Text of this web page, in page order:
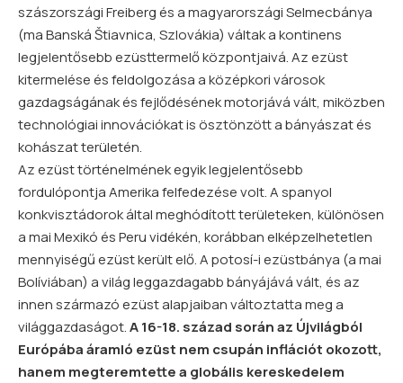
szászországi Freiberg és a magyarországi Selmecbánya
(ma Banská Štiavnica, Szlovákia) váltak a kontinens
legjelentősebb ezüsttermelő központjaivá. Az ezüst
kitermelése és feldolgozása a középkori városok
gazdagságának és fejlődésének motorjává vált, miközben
technológiai innovációkat is ösztönzött a bányászat és
kohászat területén.
Az ezüst történelmének egyik legjelentősebb
fordulópontja Amerika felfedezése volt. A spanyol
konkvisztádorok által meghódított területeken, különösen
a mai Mexikó és Peru vidékén, korábban elképzelhetetlen
mennyiségű ezüst került elő. A potosí-i ezüstbánya (a mai
Bolíviában) a világ leggazdagabb bányájává vált, és az
innen származó ezüst alapjaiban változtatta meg a
világgazdaságot.A 16-18. század során az Újvilágból
Európába áramló ezüst nem csupán inflációt okozott,
hanem megteremtette a globális kereskedelem